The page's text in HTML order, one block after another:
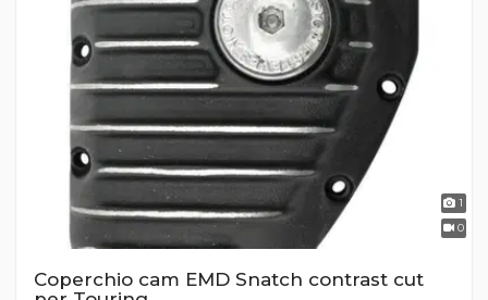
1
0
Coperchio cam EMD Snatch contrast cut